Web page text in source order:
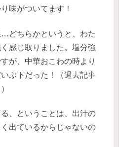
味がついてます！
どちらかというと、わた
感じ取りました。塩分強
が、中華おこわの時より
ぶ下だった！（過去記事
、ということは、出汁の
出ているからじゃないの